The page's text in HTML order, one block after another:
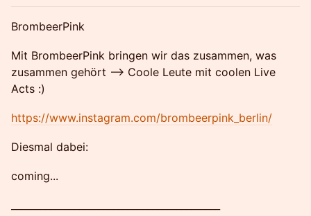
​BrombeerPink
​​Mit BrombeerPink bringen wir das zusammen, was
zusammen gehört --> Coole Leute mit coolen Live
Acts :)
https://www.instagram.com/brombeerpink_berlin/
​Diesmal dabei:
coming...